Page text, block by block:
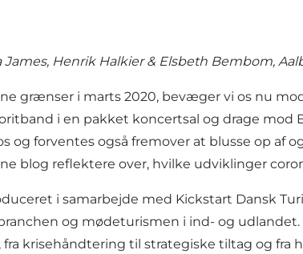
James, Henrik Halkier & Elsbeth Bembom,
grænser i marts 2020, bevæger vi os nu
i en pakket koncertsal og drage
og forventes også fremover at blusse op af
blog reflektere over, hvilke udviklinger
i samarbejde med Kickstart Dansk
og mødeturismen i ind- og
krisehåndtering til strategiske tiltag og